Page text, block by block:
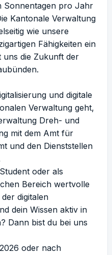
Sonnentagen pro Jahr
Kantonale Verwaltung
wie unsere
Fähigkeiten ein
uns die Zukunft der
und digitale
Verwaltung geht,
Dreh- und
mit dem Amt für
und den Dienststellen
oder als
Bereich wertvolle
digitalen
dein Wissen aktiv in
Dann bist du bei uns
oder nach